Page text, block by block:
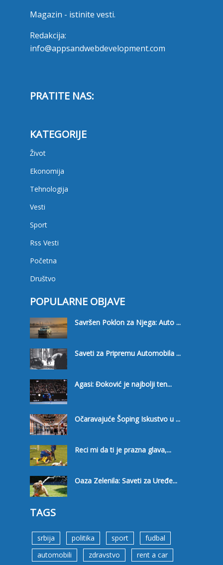
Magazin - istinite vesti.
Redakcija:
info@appsandwebdevelopment.com
PRATITE NAS:
KATEGORIJE
Život
Ekonomija
Tehnologija
Vesti
Sport
Rss Vesti
Početna
Društvo
POPULARNE OBJAVE
Savršen Poklon za Njega: Auto ...
Saveti za Pripremu Automobila ...
Agasi: Đoković je najbolji ten...
Očaravajuće Šoping Iskustvo u ...
Reci mi da ti je prazna glava,...
Oaza Zelenila: Saveti za Uređe...
TAGS
srbija politika sport
fudbal
automobili
zdravstvo rent a car